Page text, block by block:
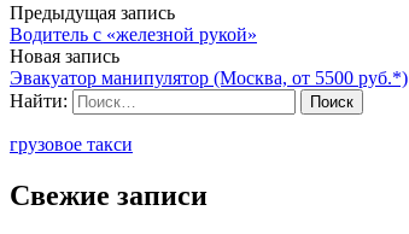
Предыдущая запись
Водитель с «железной рукой»
Новая запись
Эвакуатор манипулятор (Москва, от 5500 руб.*)
Найти:
грузовое такси
Свежие записи